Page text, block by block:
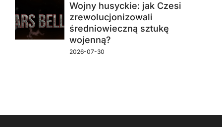
Wojny husyckie: jak Czesi
zrewolucjonizowali
średniowieczną sztukę
wojenną?
2026-07-30